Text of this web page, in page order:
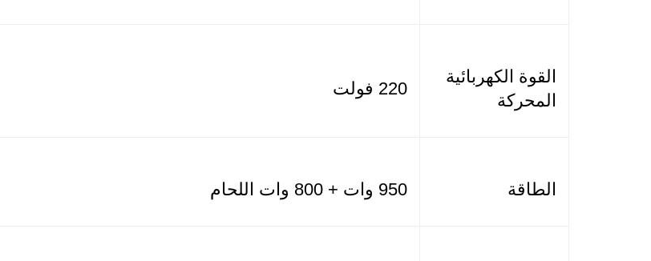
القوة الكهربائية
المحركة
220 فولت
الطاقة 950 وات + 800 وات اللحام